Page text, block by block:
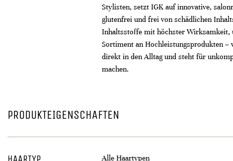
Stylisten, setzt IGK auf innovative,
glutenfrei und frei von schädlichen
Inhaltsstoffe mit höchster Wirksamkeit,
Sortiment an Hochleistungsprodukten –
direkt in den Alltag und steht für
machen.
PRODUKTEIGENSCHAFTEN
Alle Haartypen